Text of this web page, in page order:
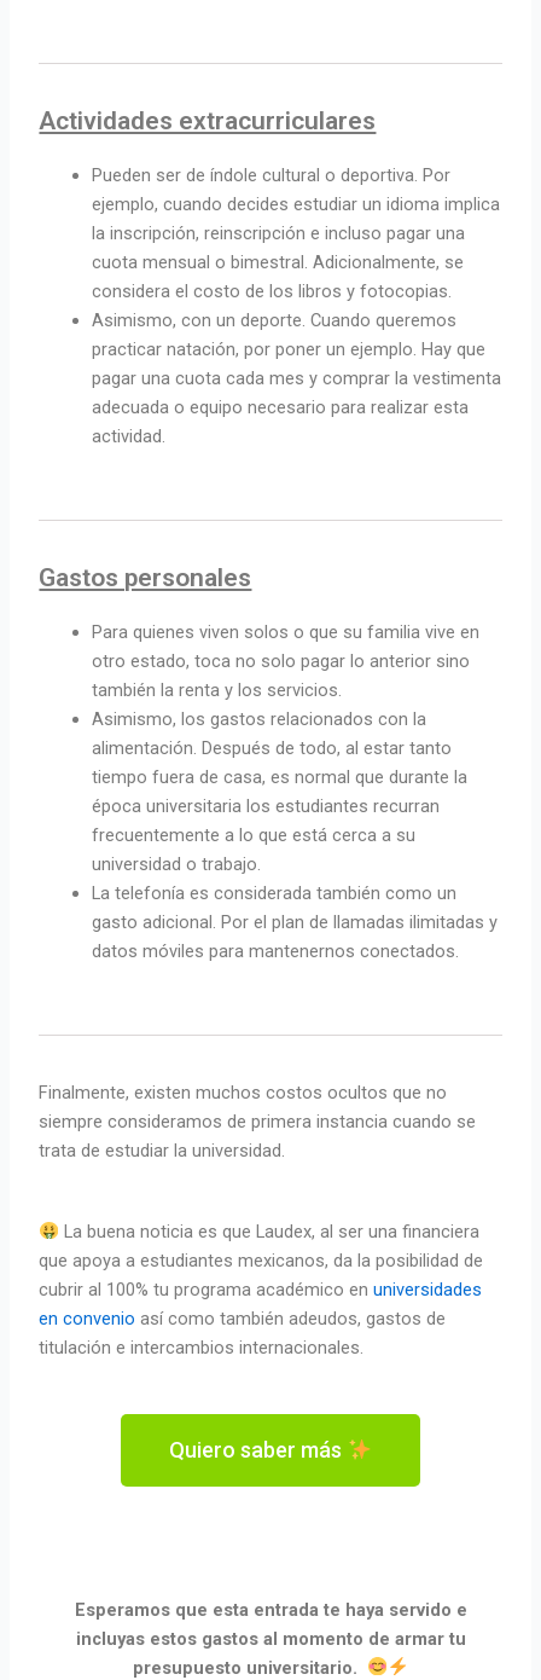
Actividades extracurriculares
Pueden ser de índole cultural o deportiva. Por
ejemplo, cuando decides estudiar un idioma implica
la inscripción, reinscripción e incluso pagar una
cuota mensual o bimestral. Adicionalmente, se
considera el costo de los libros y fotocopias.
Asimismo, con un deporte. Cuando queremos
practicar natación, por poner un ejemplo. Hay que
pagar una cuota cada mes y comprar la vestimenta
adecuada o equipo necesario para realizar esta
actividad.
Gastos personales
Para quienes viven solos o que su familia vive en
otro estado, toca no solo pagar lo anterior sino
también la renta y los servicios.
Asimismo, los gastos relacionados con la
alimentación. Después de todo, al estar tanto
tiempo fuera de casa, es normal que durante la
época universitaria los estudiantes recurran
frecuentemente a lo que está cerca a su
universidad o trabajo.
La telefonía es considerada también como un
gasto adicional. Por el plan de llamadas ilimitadas y
datos móviles para mantenernos conectados.
Finalmente, existen muchos costos ocultos que no
siempre consideramos de primera instancia cuando se
trata de estudiar la universidad.
La buena noticia es que Laudex, al ser una financiera
que apoya a estudiantes mexicanos, da la posibilidad de
cubrir al 100% tu programa académico enuniversidades
en convenio así como también adeudos, gastos de
titulación e intercambios internacionales.
Quiero saber más
Esperamos que esta entrada te haya servido e
incluyas estos gastos al momento de armar tu
presupuesto universitario.